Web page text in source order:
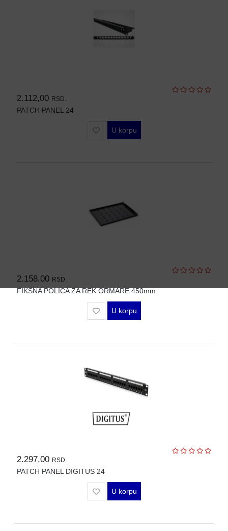
2.112,00 RSD.
PATCH PANEL 24
U korpu
2.158,00 RSD.
FIKSNA POLICA ZA REK ORMARE 450mm
U korpu
2.297,00 RSD.
PATCH PANEL DIGITUS 24
U korpu